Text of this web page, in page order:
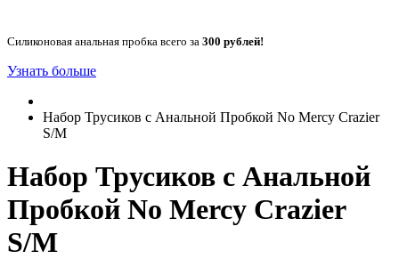
Силиконовая анальная пробка всего за 300 рублей!
Узнать больше
Набор Трусиков с Анальной Пробкой No Mercy Crazier
S/M
Набор Трусиков с Анальной
Пробкой No Mercy Crazier
S/M